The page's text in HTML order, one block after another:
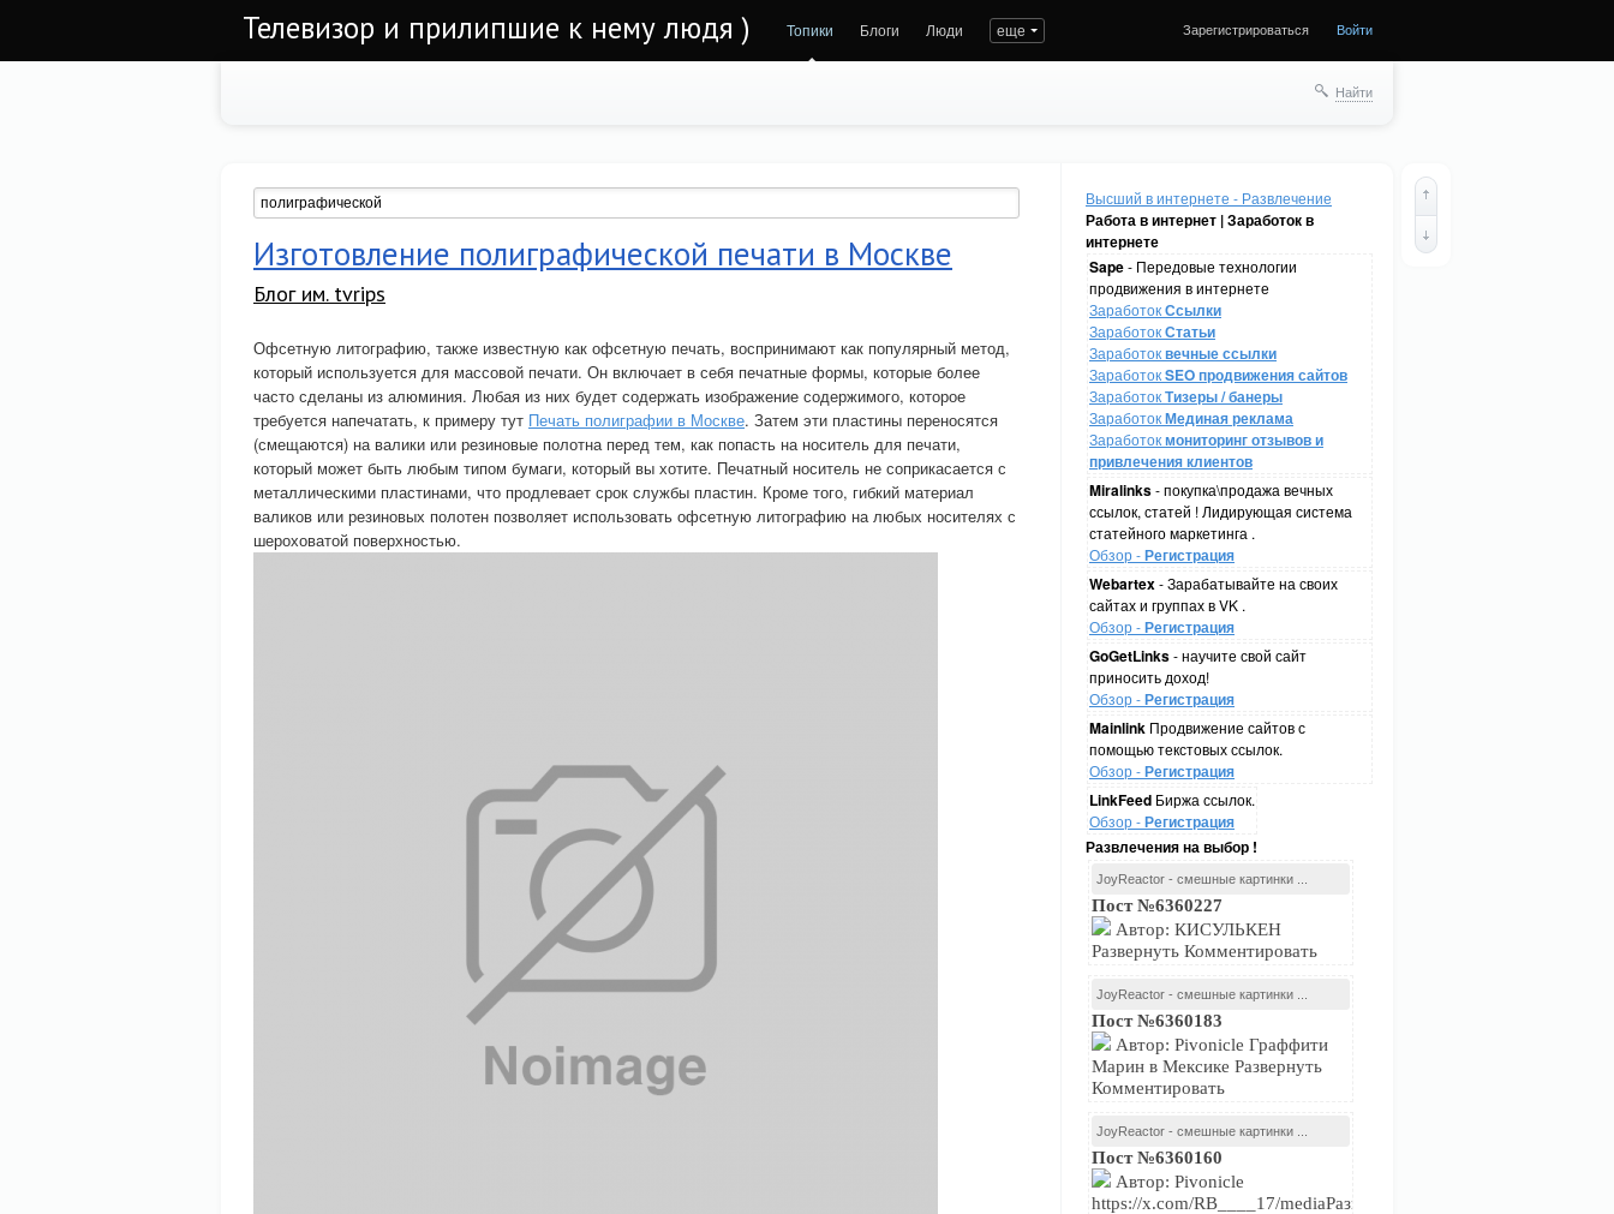
Телевизор и прилипшие к нему людя ) Топики Блоги Люди еще Зарегистрироваться Войти
Найти
Высший в интернете - Развлечение
Работа в интернет | Заработок в
интернете
Sape- Передовые технологии
продвижения в интернете
ЗаработокСсылки
ЗаработокСтатьи
Заработоквечные ссылки
ЗаработокSEO продвижения сайтов
ЗаработокТизеры / банеры
ЗаработокМединая реклама
Заработокмониторинг отзывов и
привлечения клиентов
Miralinks- покупка\продажа вечных
ссылок, статей ! Лидирующая система
статейного маркетинга .
Обзор -Регистрация
Webartex- Зарабатывайте на своих
сайтах и группах в VK .
Обзор -Регистрация
GoGetLinks- научите свой сайт
приносить доход!
Обзор -Регистрация
Mainlink Продвижение сайтов с
помощью текстовых ссылок.
Обзор -Регистрация
LinkFeed Биржа ссылок.
Обзор -Регистрация
Развлечения на выбор !
JoyReactor - смешные картинки ...
Пост №6360227
Автор: КИСУЛЬКЕН
Развернуть Комментировать
JoyReactor - смешные картинки ...
Пост №6360183
Автор: Pivonicle Граффити
Марин в Мексике Развернуть
Комментировать
JoyReactor - смешные картинки ...
Пост №6360160
Автор: Pivonicle
https://x.com/RB____17/mediaРазвернуть
Изготовление полиграфической печати в Москве
Блог им. tvrips
Офсетную литографию, также известную как офсетную печать, воспринимают как популярный метод,
который используется для массовой печати. Он включает в себя печатные формы, которые более
часто сделаны из алюминия. Любая из них будет содержать изображение содержимого, которое
требуется напечатать, к примеру тут Печать полиграфии в Москве. Затем эти пластины переносятся
(смещаются) на валики или резиновые полотна перед тем, как попасть на носитель для печати,
который может быть любым типом бумаги, который вы хотите. Печатный носитель не соприкасается с
металлическими пластинами, что продлевает срок службы пластин. Кроме того, гибкий материал
валиков или резиновых полотен позволяет использовать офсетную литографию на любых носителях с
шероховатой поверхностью.